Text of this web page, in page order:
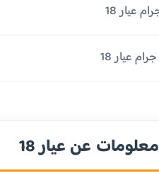
معلومات عن عيار 18